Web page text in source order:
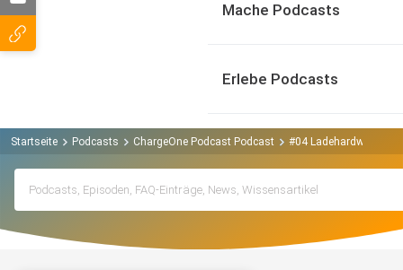
Mache Podcasts
Erlebe Podcasts
Startseite Podcasts ChargeOne Podcast Podcast #04 Ladehardware &